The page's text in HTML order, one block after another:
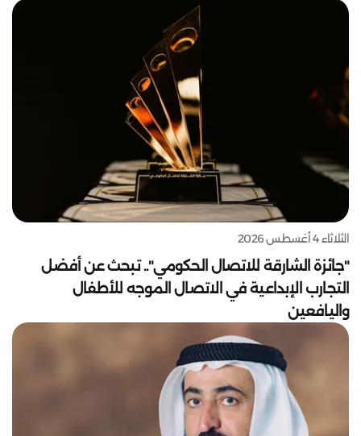
الثلاثاء 4 أغسطس 2026
"جائزة الشارقة للاتصال الحكومي".. تبحث عن أفضل
التجارب الإبداعية في الاتصال الموجه للأطفال
واليافعين